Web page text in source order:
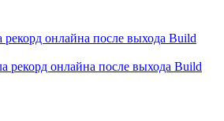
онлайна после выхода Build
рекорд онлайна после выхода Build